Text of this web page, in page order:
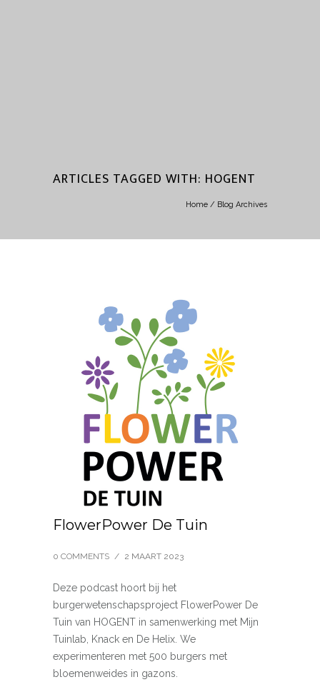
ARTICLES TAGGED WITH: HOGENT
Home / Blog Archives
FlowerPower De Tuin
0 COMMENTS / 2 MAART 2023
Deze podcast hoort bij het
burgerwetenschapsproject FlowerPower De
Tuin van HOGENT in samenwerking met Mijn
Tuinlab, Knack en De Helix. We
experimenteren met 500 burgers met
bloemenweides in gazons.